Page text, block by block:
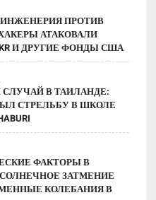
ПРОТИВ
АТАКОВАЛИ
KKR И ДРУГИЕ ФОНДЫ США
СЛУЧАЙ В ТАИЛАНДЕ:
СТРЕЛЬБУ В ШКОЛЕ
ФАКТОРЫ В
ЗАТМЕНИЕ
КОЛЕБАНИЯ В